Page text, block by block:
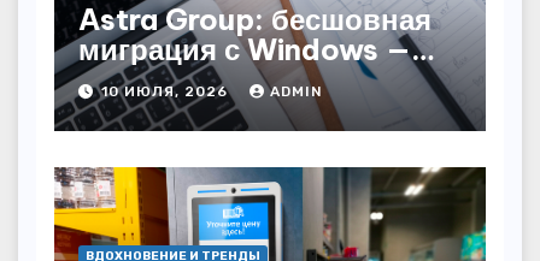
Astra Group: бесшовная
миграция с Windows —
как сохранить бизнес-
непрерывность
10 ИЮЛЯ, 2026 ADMIN
ВДОХНОВЕНИЕ И ТРЕНДЫ